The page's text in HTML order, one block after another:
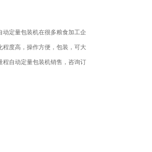
动定量包装机在很多粮食加工企
程度高，操作方便，包装，可大
程自动定量包装机销售，咨询订